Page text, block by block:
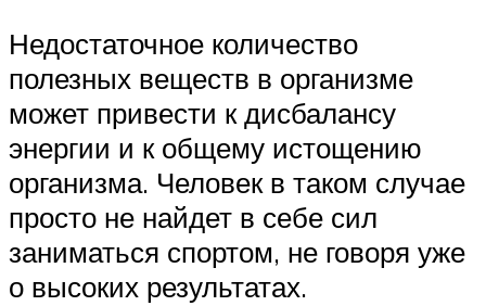
Недостаточное количество
полезных веществ в организме
может привести к дисбалансу
энергии и к общему истощению
организма. Человек в таком случае
просто не найдет в себе сил
заниматься спортом, не говоря уже
о высоких результатах.